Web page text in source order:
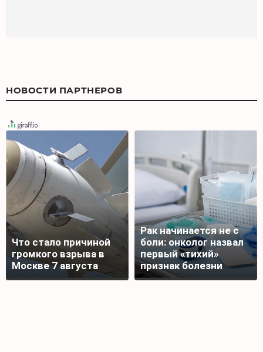
НОВОСТИ ПАРТНЕРОВ
Что стало причиной
громкого взрыва в
Москве 7 августа
Рак начинается не с
боли: онколог назвал
первый «тихий»
признак болезни